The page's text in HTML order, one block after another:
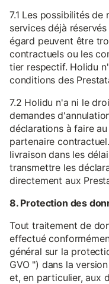
7.1 Les possibilités
services déjà
égard peuvent être
contractuels ou les
tier respectif. Holidu
conditions des
7.2 Holidu n'a ni le
demandes
déclarations à faire
partenaire
livraison dans les
transmettre les
directement aux
8. Protection des
Tout traitement de
effectué
général sur la
GVO ") dans la
et, en particulier, aux